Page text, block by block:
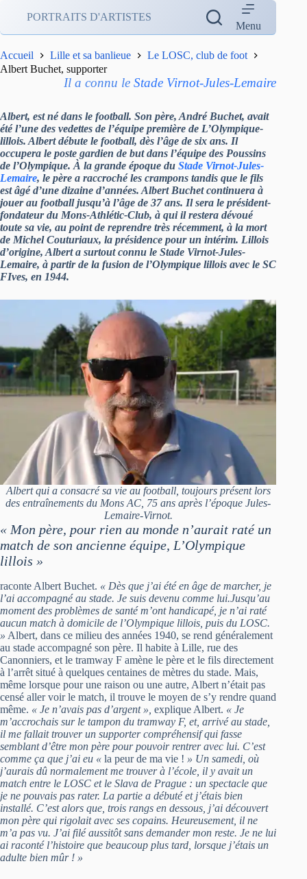
contenu
PORTRAITS D'ARTISTES
Menu
Accueil Lille et sa banlieue
Le LOSC, club de foot
Albert Buchet, supporter
Il a connu leStade Virnot-Jules-Lemaire
Albert, est né dans le football. Son père, André Buchet, avait
été l’une des vedettes de l’équipe première de L’Olympique-
lillois. Albert débute le football, dès l’âge de six ans. Il
occupera le poste gardien de but dans l’équipe des Poussins
de l’Olympique. À la grande époque du Stade Virnot-Jules-
Lemaire, le père a raccroché les crampons tandis que le fils
est âgé d’une dizaine d’années. Albert Buchet continuera à
jouer au football jusqu’à l’âge de 37 ans. Il sera le président-
fondateur du Mons-Athlétic-Club, à qui il restera dévoué
toute sa vie, au point de reprendre très récemment, à la mort
de Michel Couturiaux, la présidence pour un intérim. Lillois
d’origine, Albert a surtout connu le Stade Virnot-Jules-
Lemaire, à partir de la fusion de l’Olympique lillois avec le SC
FIves, en 1944.
Albert qui a consacré sa vie au football, toujours présent lors
des entraînements du Mons AC, 75 ans après l’époque Jules-
Lemaire-Virnot.
« Mon père, pour rien au monde n’aurait raté un
match de son ancienne équipe, L’Olympique
lillois »
raconte Albert Buchet. « Dès que j’ai été en âge de marcher, je
l’ai accompagné au stade. Je suis devenu comme lui.Jusqu’au
moment des problèmes de santé m’ont handicapé, je n’ai raté
aucun match à domicile de l’Olympique lillois, puis du LOSC.
» Albert, dans ce milieu des années 1940, se rend généralement
au stade accompagné son père. Il habite à Lille, rue des
Canonniers, et le tramway F amène le père et le fils directement
à l’arrêt situé à quelques centaines de mètres du stade. Mais,
même lorsque pour une raison ou une autre, Albert n’était pas
censé aller voir le match, il trouve le moyen de s’y rendre quand
même. « Je n’avais pas d’argent », explique Albert. « Je
m’accrochais sur le tampon du tramway F, et, arrivé au stade,
il me fallait trouver un supporter compréhensif qui fasse
semblant d’être mon père pour pouvoir rentrer avec lui. C’est
comme ça que j’ai eu « la peur de ma vie ! » Un samedi, où
j’aurais dû normalement me trouver à l’école, il y avait un
match entre le LOSC et le Slava de Prague : un spectacle que
je ne pouvais pas rater. La partie a débuté et j’étais bien
installé. C’est alors que, trois rangs en dessous, j’ai découvert
mon père qui rigolait avec ses copains. Heureusement, il ne
m’a pas vu. J’ai filé aussitôt sans demander mon reste. Je ne lui
ai raconté l’histoire que beaucoup plus tard, lorsque j’étais un
adulte bien mûr ! »